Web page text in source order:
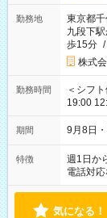
勤務地
東京都
九段下
歩15分 /
株式
勤務時間
＜シフ
19:00 12:30～22:00 上記
時間は
期間 9月8日
特徴 週1日か
電話対応
気になる！